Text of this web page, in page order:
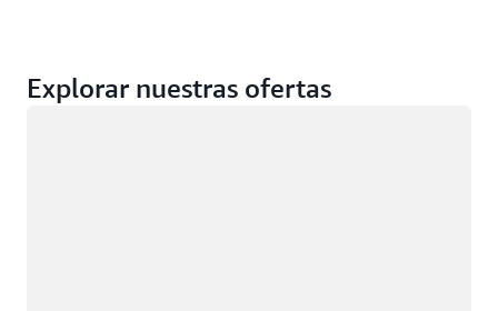
Explorar nuestras ofertas